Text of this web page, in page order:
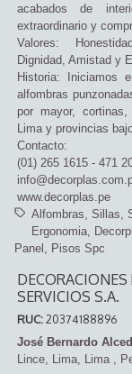
acabados de
extraordinario y
Valores:
Dignidad, Amistad y
Historia: Iniciamos
alfombras
por mayor,
Lima y provincias
Contacto:
(01) 265 1615 - 471
www.decorplas.pe
Alfombras
Sillas
Ergonomia
Panel
Pisos Spc
SERVICIOS S.A.
RUC:20374188896
José Bernardo
Lince, Lima, Lima ,